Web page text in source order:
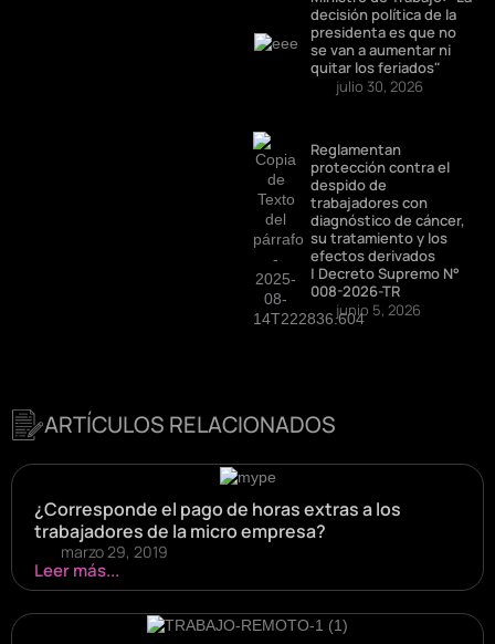
decisión política de la
presidenta es que no
se van a aumentar ni
quitar los feriados"
julio 30, 2026
Reglamentan
protección contra el
despido de
trabajadores con
diagnóstico de cáncer,
su tratamiento y los
efectos derivados
| Decreto Supremo N°
008-2026-TR
junio 5, 2026
ARTÍCULOS RELACIONADOS
¿Corresponde el pago de horas extras a los
trabajadores de la micro empresa?
marzo 29, 2019
Leer más...